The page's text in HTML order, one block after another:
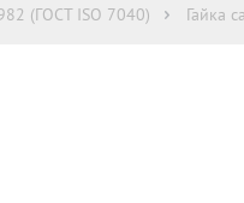
(ГОСТ ISO 7040) Гайка